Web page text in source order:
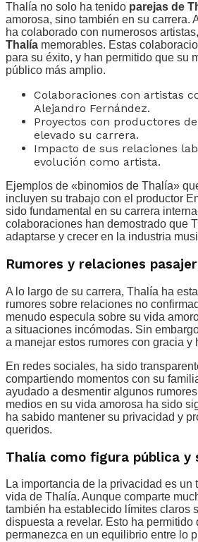
Thalía no solo ha tenido parejas de
amorosa, sino también en su carrera.
ha colaborado con numerosos
Thalía memorables. Estas
para su éxito, y han permitido que su
público más amplio.
Colaboraciones con artistas
Alejandro Fernández.
Proyectos con productores
elevado su carrera.
Impacto de sus relaciones
evolución como artista.
Ejemplos de «binomios de Thalía»
incluyen su trabajo con el productor
sido fundamental en su carrera
colaboraciones han demostrado que
adaptarse y crecer en la industria
Rumores y relaciones
A lo largo de su carrera, Thalía ha
rumores sobre relaciones no
menudo especula sobre su vida
a situaciones incómodas. Sin
a manejar estos rumores con gracia y
En redes sociales, ha sido
compartiendo momentos con su
ayudado a desmentir algunos
medios en su vida amorosa ha sido
ha sabido mantener su privacidad y
queridos.
Thalía como figura pública y
La importancia de la privacidad es un
vida de Thalía. Aunque comparte
también ha establecido límites claros
dispuesta a revelar. Esto ha permitido
permanezca en un equilibrio entre lo